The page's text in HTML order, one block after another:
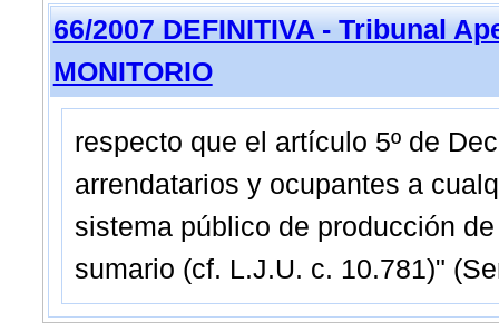
66/2007 DEFINITIVA - Tribunal
MONITORIO
respecto que el artículo 5º de
arrendatarios y ocupantes a
sistema público de producción
sumario (cf. L.J.U. c. 10.781)"